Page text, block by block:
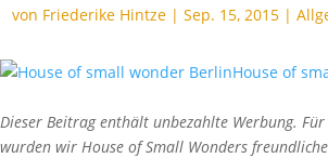
von Friederike Hintze| Sep. 15, 2015|
Dieser Beitrag enthält unbezahlte Werbung.
wurden wir House of Small Wonders